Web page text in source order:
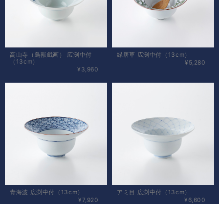
高山寺（鳥獣戯画） 広渕中付
（13cm）
¥3,960
緑唐草 広渕中付（13cm）
¥5,280
青海波 広渕中付（13cm）
¥7,920
アミ目 広渕中付（13cm）
¥6,600